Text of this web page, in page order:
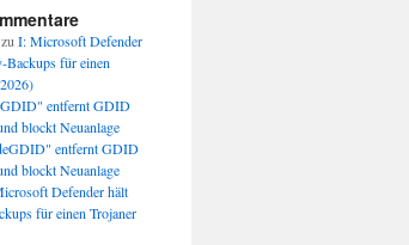
zu I: Microsoft Defender
Backups für einen
entfernt GDID
blockt Neuanlage
entfernt GDID
blockt Neuanlage
Defender hält
für einen Trojaner